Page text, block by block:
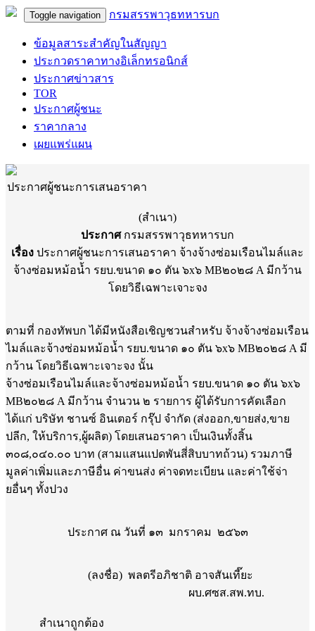
Toggle navigation กรมสรรพาวุธทหารบก
ข้อมูลสาระสำคัญในสัญญา
ประกวดราคาทางอิเล็กทรอนิกส์
ประกาศข่าวสาร
TOR
ประกาศผู้ชนะ
ราคากลาง
เผยแพร่แผน
ประกาศผู้ชนะการเสนอราคา
(สำเนา)
ประกาศกรมสรรพาวุธทหารบก
เรื่อง ประกาศผู้ชนะการเสนอราคา จ้างจ้างซ่อมเรือนไมล์และ
จ้างซ่อมหม้อน้ำ รยบ.ขนาด ๑๐ ตัน ๖x๖ MB๒๐๒๘ A มีกว้าน
โดยวิธีเฉพาะเจาะจง
ตามที่ กองทัพบก ได้มีหนังสือเชิญชวนสำหรับ จ้างจ้างซ่อมเรือน
ไมล์และจ้างซ่อมหม้อน้ำ รยบ.ขนาด ๑๐ ตัน ๖x๖ MB๒๐๒๘ A มี
กว้าน โดยวิธีเฉพาะเจาะจง นั้น
จ้างซ่อมเรือนไมล์และจ้างซ่อมหม้อน้ำ รยบ.ขนาด ๑๐ ตัน ๖x๖
MB๒๐๒๘ A มีกว้าน จำนวน ๒ รายการ ผู้ได้รับการคัดเลือก
ได้แก่ บริษัท ชานซ์ อินเตอร์ กรุ๊ป จำกัด (ส่งออก,ขายส่ง,ขาย
ปลีก, ให้บริการ,ผู้ผลิต) โดยเสนอราคา เป็นเงินทั้งสิ้น
๓๐๘,๐๔๐.๐๐ บาท (สามแสนแปดพันสี่สิบบาทถ้วน) รวมภาษี
มูลค่าเพิ่มและภาษีอื่น ค่าขนส่ง ค่าจดทะเบียน และค่าใช้จ่า
ยอื่นๆ ทั้งปวง
ประกาศ ณ วันที่ ๑๓ มกราคม ๒๕๖๓
(ลงชื่อ) พลตรีอภิชาติ อาจสันเที๊ยะ
ผบ.ศซส.สพ.ทบ.
สำเนาถูกต้อง